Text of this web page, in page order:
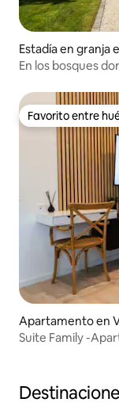
Estadía en granja
En los bosques
Favorito entre
Favorito entre
Apartamento en
Suite Family -